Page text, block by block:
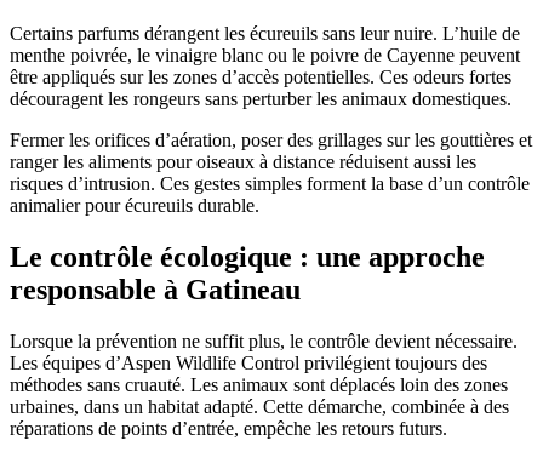
Certains parfums dérangent les écureuils sans leur nuire. L’huile de
menthe poivrée, le vinaigre blanc ou le poivre de Cayenne peuvent
être appliqués sur les zones d’accès potentielles. Ces odeurs fortes
découragent les rongeurs sans perturber les animaux domestiques.
Fermer les orifices d’aération, poser des grillages sur les gouttières et
ranger les aliments pour oiseaux à distance réduisent aussi les
risques d’intrusion. Ces gestes simples forment la base d’un contrôle
animalier pour écureuils durable.
Le contrôle écologique : une approche
responsable à Gatineau
Lorsque la prévention ne suffit plus, le contrôle devient nécessaire.
Les équipes d’Aspen Wildlife Control privilégient toujours des
méthodes sans cruauté. Les animaux sont déplacés loin des zones
urbaines, dans un habitat adapté. Cette démarche, combinée à des
réparations de points d’entrée, empêche les retours futurs.